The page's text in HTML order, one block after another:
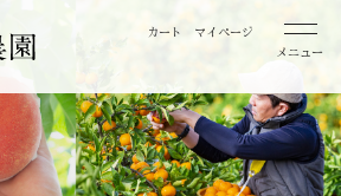
カート
マイページ
メニュー